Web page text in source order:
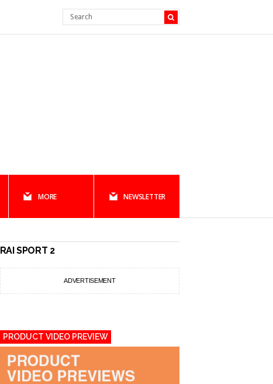
MORE NEWSLETTER
RAI SPORT 2
ADVERTISEMENT
PRODUCT VIDEO PREVIEW